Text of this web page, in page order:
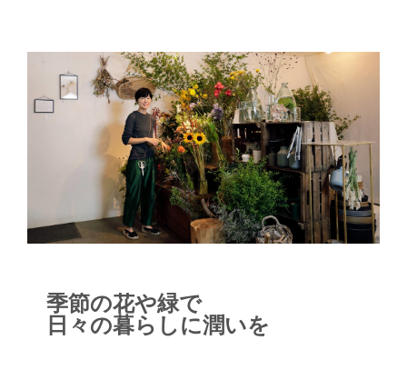
季節の花や緑で
日々の暮らしに潤いを